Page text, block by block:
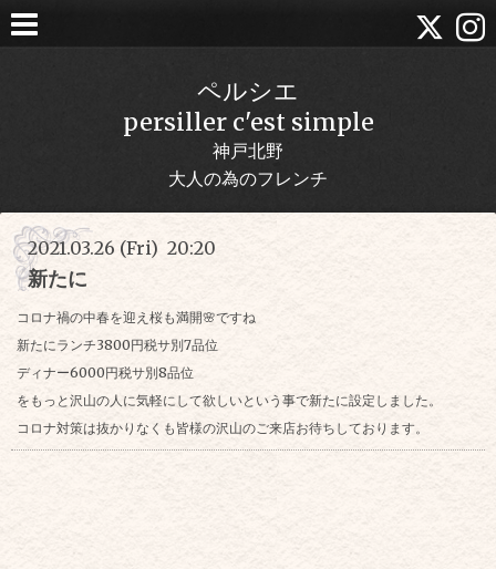
ペルシエ
persiller c'est simple
神戸北野
大人の為のフレンチ
2021.03.26 (Fri) 20:20
新たに
コロナ禍の中春を迎え桜も満開🌸ですね
新たにランチ3800円税サ別7品位
ディナー6000円税サ別8品位
をもっと沢山の人に気軽にして欲しいという事で新たに設定しました。
コロナ対策は抜かりなくも皆様の沢山のご来店お待ちしております。